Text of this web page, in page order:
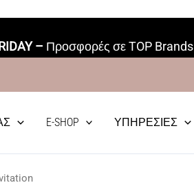
– Προσφορές σε TOP Brands
E-SHOP ΥΠΗΡΕΣΊΕΣ